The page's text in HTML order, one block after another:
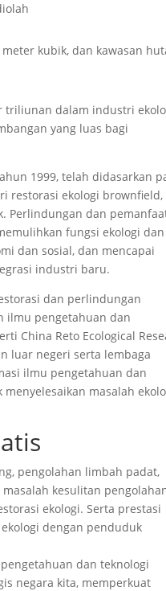
kubik, dan kawasan
triliunan dalam industri
yang luas bagi
1999, telah didasarkan
restorasi ekologi
Perlindungan dan
fungsi ekologi dan
dan sosial, dan mencapai
industri baru.
dan perlindungan
ilmu pengetahuan dan
China Reto Ecological
luar negeri serta lembaga
ilmu pengetahuan dan
masalah
pengolahan limbah padat,
kesulitan
ekologi. Serta prestasi
dengan penduduk
dan teknologi
negara kita, memperkuat